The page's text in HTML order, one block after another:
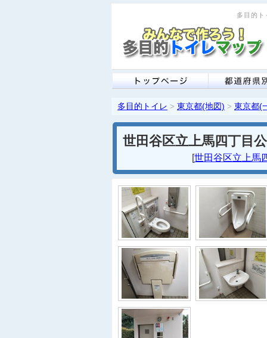
多目的
多目的トイレ > 東京都(地図) > 東京都(
世田谷区立上馬四丁目
[世田谷区立上馬